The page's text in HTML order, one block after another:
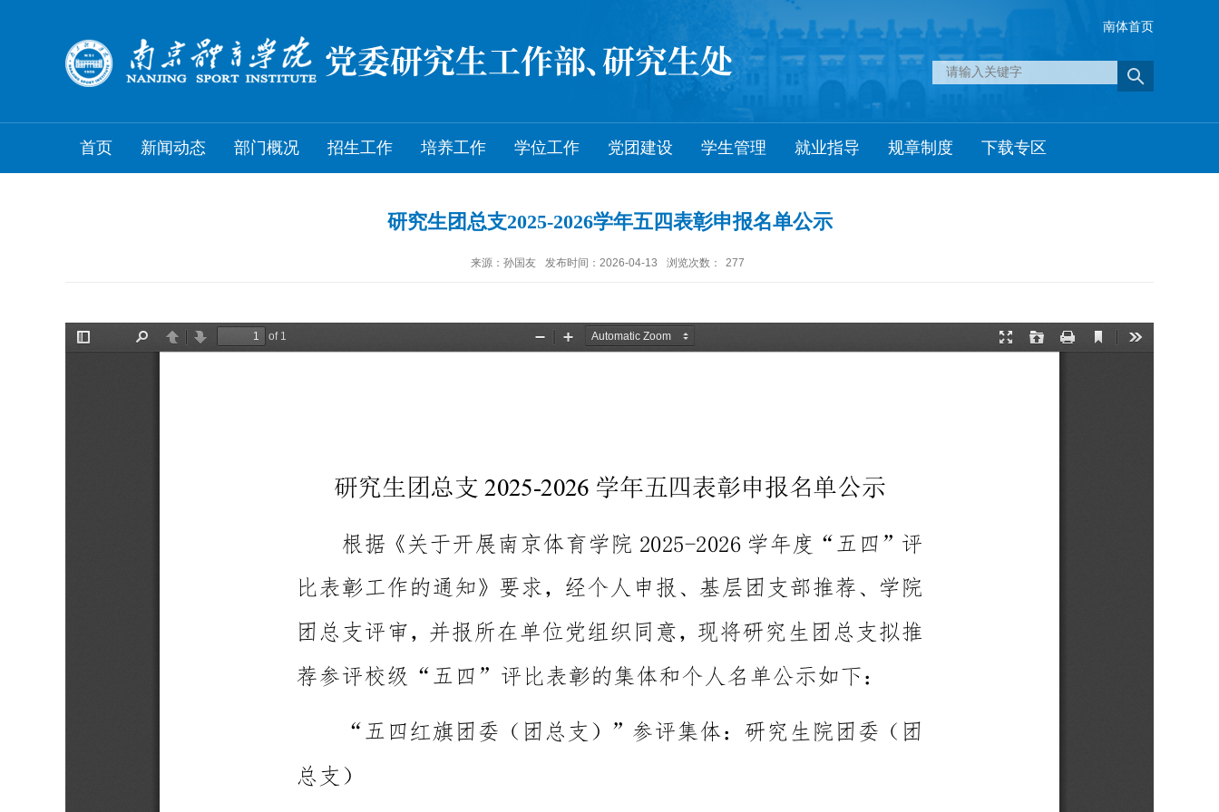
南体首页
首页 新闻动态 部门概况 招生工作 培养工作 学位工作 党团建设 学生管理 就业指导 规章制度 下载专区
研究生团总支2025-2026学年五四表彰申报名单公示
来源：孙国友 发布时间：2026-04-13 浏览次数： 277